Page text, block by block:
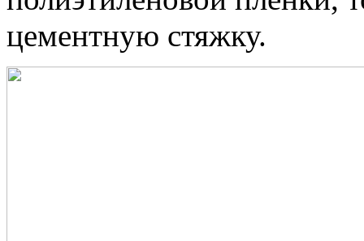
цементную стяжку.